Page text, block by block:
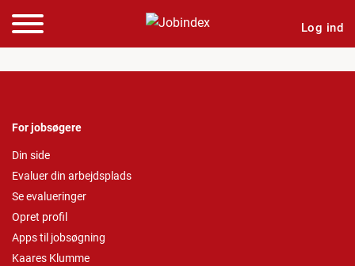
Log ind
For jobsøgere
Din side
Evaluer din arbejdsplads
Se evalueringer
Opret profil
Apps til jobsøgning
Kaares Klumme